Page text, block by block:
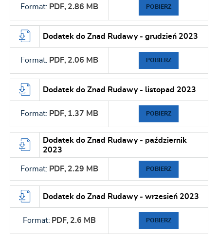
Format: PDF, 2.86 MB POBIERZ
Dodatek do Znad Rudawy - grudzień 2023
Format: PDF, 2.06 MB POBIERZ
Dodatek do Znad Rudawy - listopad 2023
Format: PDF, 1.37 MB POBIERZ
Dodatek do Znad Rudawy - październik
2023
Format: PDF, 2.29 MB POBIERZ
Dodatek do Znad Rudawy - wrzesień 2023
Format: PDF, 2.6 MB POBIERZ